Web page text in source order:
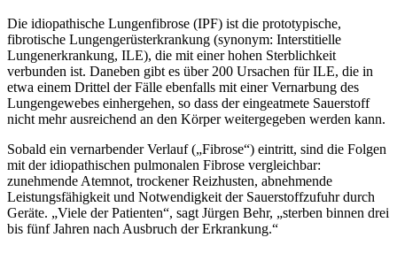
Die idiopathische Lungenfibrose (IPF) ist die prototypische,
fibrotische Lungengerüsterkrankung (synonym: Interstitielle
Lungenerkrankung, ILE), die mit einer hohen Sterblichkeit
verbunden ist. Daneben gibt es über 200 Ursachen für ILE, die in
etwa einem Drittel der Fälle ebenfalls mit einer Vernarbung des
Lungengewebes einhergehen, so dass der eingeatmete Sauerstoff
nicht mehr ausreichend an den Körper weitergegeben werden kann.
Sobald ein vernarbender Verlauf („Fibrose“) eintritt, sind die Folgen
mit der idiopathischen pulmonalen Fibrose vergleichbar:
zunehmende Atemnot, trockener Reizhusten, abnehmende
Leistungsfähigkeit und Notwendigkeit der Sauerstoffzufuhr durch
Geräte. „Viele der Patienten“, sagt Jürgen Behr, „sterben binnen drei
bis fünf Jahren nach Ausbruch der Erkrankung.“